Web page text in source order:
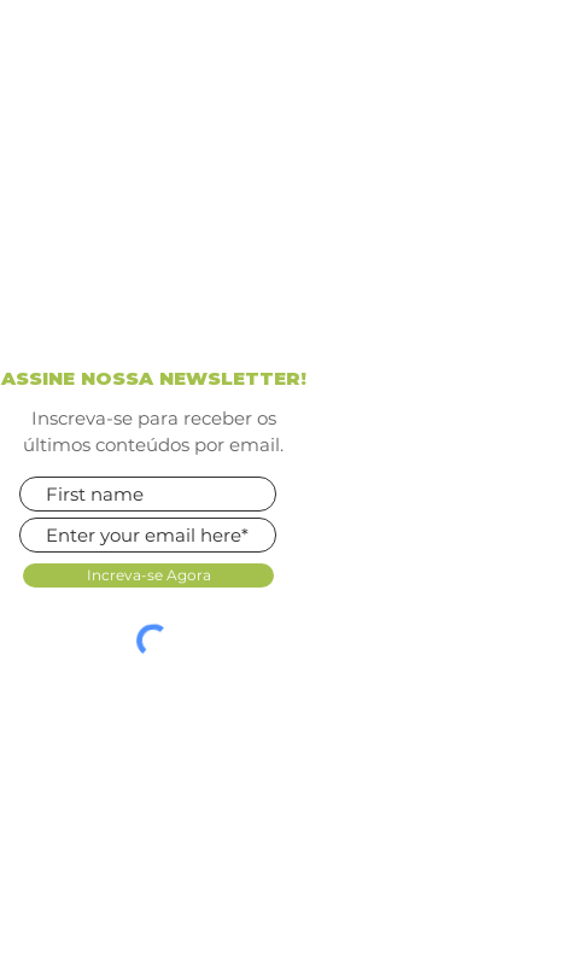
ASSINE NOSSA NEWSLETTER!
Inscreva-se para receber os
últimos conteúdos por email.
Increva-se Agora